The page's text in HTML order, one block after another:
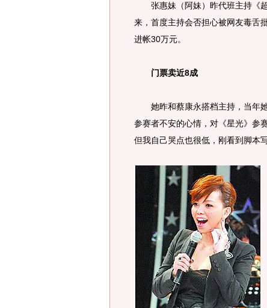
张惠妹（阿妹）昨代班主持《超
来，首度主持会否担心被网友毒舌
进帐30万元。
门票卖近8成
她昨和蔡康永搭档主持，当年她
参赛者不安的心情，对《星光》参
但我自己哭点也很低，刚看到脚本